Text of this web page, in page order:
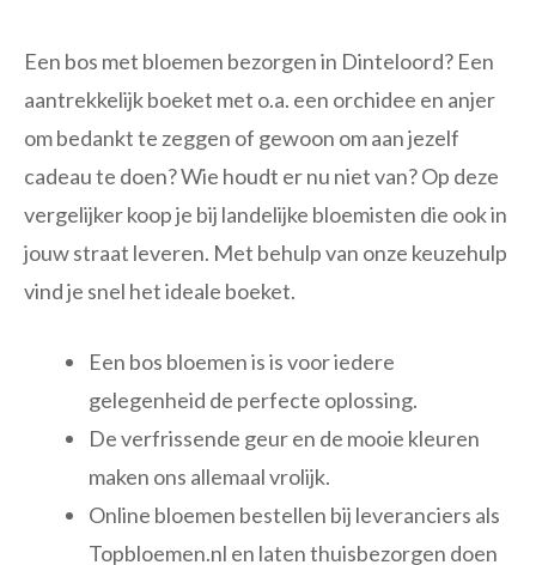
Een bos met bloemen bezorgen in Dinteloord? Een
aantrekkelijk boeket met o.a. een orchidee en anjer
om bedankt te zeggen of gewoon om aan jezelf
cadeau te doen? Wie houdt er nu niet van? Op deze
vergelijker koop je bij landelijke bloemisten die ook in
jouw straat leveren. Met behulp van onze keuzehulp
vind je snel het ideale boeket.
Een bos bloemen is is voor iedere
gelegenheid de perfecte oplossing.
De verfrissende geur en de mooie kleuren
maken ons allemaal vrolijk.
Online bloemen bestellen bij leveranciers als
Topbloemen.nl en laten thuisbezorgen doen